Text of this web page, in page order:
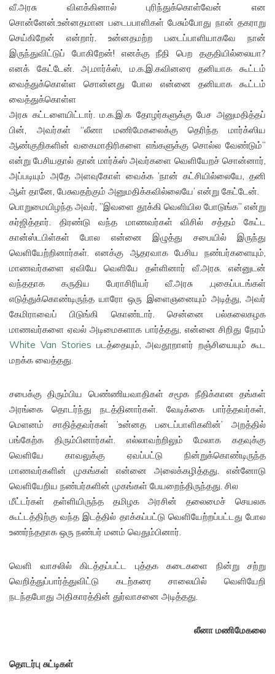
வீ.அரசு விளக்கினால் புரிந்துக்கொள்வேன் என
சொன்னேன்.உன்னதமான படைபபாளிகள் பேசும்போது நான் தகராறு
செய்கிறேன் என்றார். உன்னதமற்ற படைப்பாளியாகவே நான்
இருந்துவிட்டுப் போகிறேன்! எனக்கு நீதி பெற தகுதியில்லையா?
எனக் கேட்டேன். அ.மார்க்ஸ், ம.க.இ.கவினரை தனியாக கூட்டம்
வைத்துக்கொள்ள சொன்னது போல என்னை தனியாக கூட்டம்
வைத்துக்கொள்ள
அரசு கட்டளையிட்டார். ம.க.இ.க தோழர்களுக்கு பேச அனுமதித்தப்
பின், அவர்கள் “லீனா மணிமேகலைக்கு தெரிந்த மார்க்ஸிய
ஆண்குறிகளின் வகைமாதிரிகளை எங்களுக்கு சொல்ல வேண்டும்”
என்று பேசியதால் தான் மார்க்ஸ் அவர்களை வெளியேறச் சொன்னார்,
அப்படியும் அதே அளவுகோள் வைக்க ’நான் கட்சியில்லையே, தனி
ஆள் தானே, பேசுவதற்கும் அனுமதிக்கவில்லையே’ என்று கேட்டேன்.
பொறுமையிழந்த அவர், ”இவளை தூக்கி வெளியில போடுங்க” என்று
கர்ஜித்தார். திரண்டு வந்த மாணவர்கள் விசில் சத்தம் கேட்ட
கான்ஸ்டபிள்கள் போல என்னை இழுத்து சபையில் இருந்து
வெளியேற்றினார்கள். எனக்கு ஆதரவாக பேசிய நண்பர்களையும்,
மாணவர்களை ஏவியே வெளியே தள்ளினார் வீ.அரசு. என்னுடன்
வந்ததாக கருதிய பேராசிரியர் வீ.அரசு ,புகைப்படங்கள்
எடுத்துக்கொண்டிருந்த யாரோ ஒரு இளைஞனையும் அடித்து, அவர்
கேமிராவைப் பிடுங்கி கொண்டார். சென்னை பல்கலைகழக
மாணவர்களை ஏவல் அடிமைகளாக பார்த்தது, என்னை சிறிது நேரம்
White Van Stories படத்தையும், அவதூறாளர் றஞ்சியையும் கூட
மறக்க வைத்தது.
சபைக்கு திரும்பிய பெண்ணியவாதிகள் சமூக நீதிக்கான தங்கள்
அரங்கை தொடர்ந்து நடத்தினார்கள். வேடிக்கை பார்த்தவர்கள்,
மெளனம் சாதித்தவர்கள் ’உன்னத படைப்பாளிகளின்’ அறத்தில்
பங்கேற்க திரும்பினார்கள். எல்லாவற்றிலும் மேலாக கதவுக்கு
வெளியே காவலுக்கு ஏவப்பட்டு நின்றுக்கொண்டிருந்த
மாணவர்களின் முகங்கள் என்னை அலைக்கழித்தது. என்னோடு
வெளியேறிய நண்பர்களின் முகங்கள் பேயறைந்திருந்தது. சில
மீட்டர்கள் தள்ளியிருந்த தமிழக அரசின் தலைமைச் செயலக
கூட்டத்திற்கு வந்த இடத்தில் தாக்கப்பட்டு வெளியேற்றப்பட்டது போல
உணர்ந்ததாக ஒரு நண்பர் மனம் வெதும்பினார்.
வெளி வாசலில் கிடத்தப்பட்ட புத்தக கடைகளை நின்று சற்று
வெறித்துப்பார்த்துவிட்டு கடற்கரை சாலையில் வெளியேறி
நடந்தபோது அதிகாரத்தின் துர்வாசனை அடித்தது.
லீனா மணிமேகலை
தொடர்பு சுட்டிகள்